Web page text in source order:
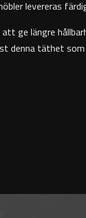
levereras
ge längre
denna täthet som